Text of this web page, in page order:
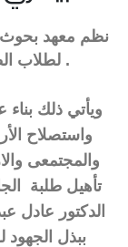
نظم معهد بحوث
لطلاب الطب البيطري جامعة الملك سلمان .
ويأتي ذلك
واستصلاح
والمجتمعى
تأهيل طلبة
الدكتور عادل
ببذل الجهود